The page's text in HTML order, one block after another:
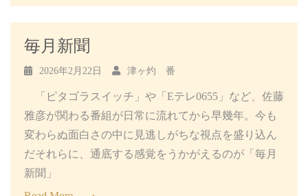
ウ
ボ
ル
通
毎月新聞
2026年2月22日 津ヶ灼 番
「ピタゴラスイッチ」や「Eテレ0655」など、佐藤
雅彦が関わる番組が日常に流れてから早幾年。今も
変わらぬ面白さの中に見逃しがちな視点を盛り込ん
だそれらに、通底する感覚をうかがえるのが「毎月
新聞」